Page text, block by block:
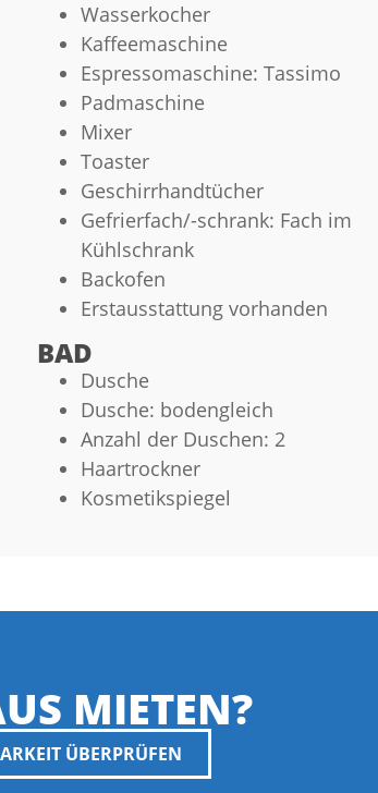
Wasserkocher
Kaffeemaschine
Espressomaschine: Tassimo
Padmaschine
Mixer
Toaster
Geschirrhandtücher
Gefrierfach/-schrank: Fach im
Kühlschrank
Backofen
Erstausstattung vorhanden
BAD
Dusche
Dusche: bodengleich
Anzahl der Duschen: 2
Haartrockner
Kosmetikspiegel
MIETEN?
ÜBERPRÜFEN